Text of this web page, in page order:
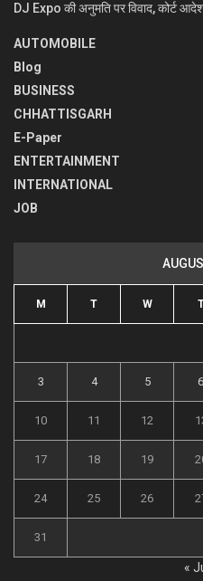
DJ Expo की अनुमति पर विवाद, कोर्ट आदेश
AUTOMOBILE
Blog
BUSINESS
CHHATTISGARH
E-Paper
ENTERTAINMENT
INTERNATIONAL
JOB
M T W
3 4 5 6
10 11 12
17 18 19
24 25 26
31
«